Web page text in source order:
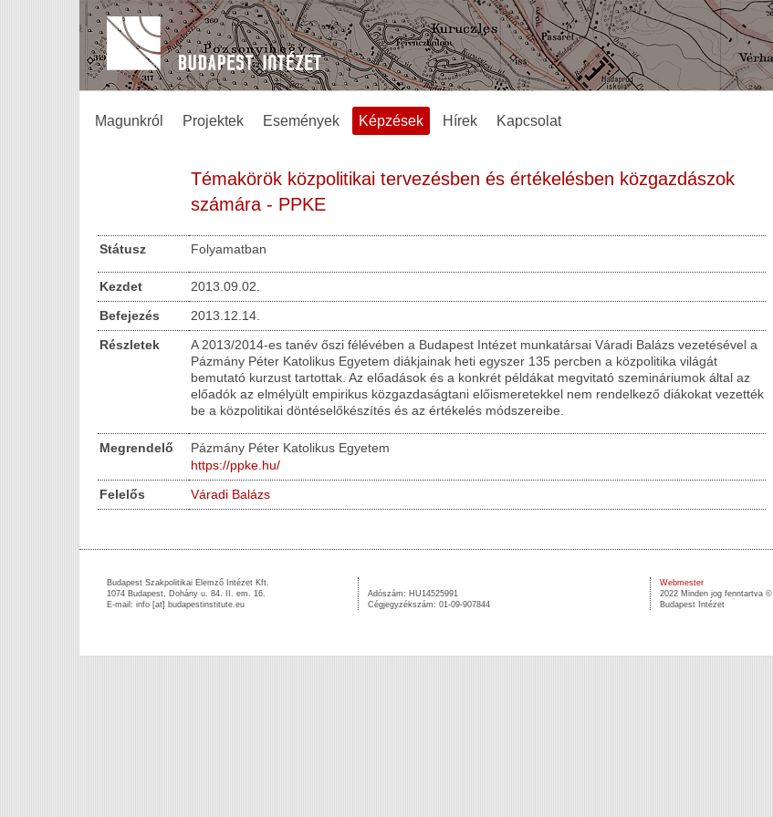
Magunkról Projektek Események Képzések Hírek Kapcsolat
Témakörök közpolitikai tervezésben és értékelésben közgazdászok
számára - PPKE
Státusz Folyamatban
Kezdet
2013.09.02.
Befejezés
2013.12.14.
Részletek
A 2013/2014-es tanév őszi félévében a Budapest Intézet munkatársai Váradi Balázs vezetésével a
Pázmány Péter Katolikus Egyetem diákjainak heti egyszer 135 percben a közpolitika világát
bemutató kurzust tartottak. Az előadások és a konkrét példákat megvitató szemináriumok által az
előadók az elmélyült empirikus közgazdaságtani előismeretekkel nem rendelkező diákokat vezették
be a közpolitikai döntéselőkészítés és az értékelés módszereibe.
Megrendelő
Pázmány Péter Katolikus Egyetem
https://ppke.hu/
Felelős
Váradi Balázs
Budapest Szakpolitikai Elemző Intézet Kft.
1074 Budapest, Dohány u. 84. II. em. 16.
E-mail: info [at] budapestinstitute.eu
Adószám: HU14525991
Cégjegyzékszám: 01-09-907844
Webmester
2022 Minden jog fenntartva ©
Budapest Intézet